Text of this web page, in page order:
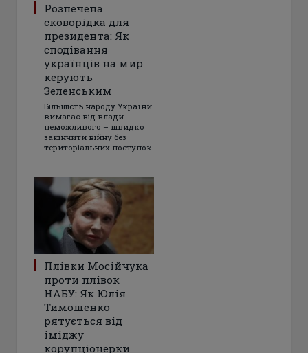
Розпечена
сковорідка для
президента: Як
сподівання
українців на мир
керують
Зеленським
Більшість народу України
вимагає від влади
неможливого – швидко
закінчити війну без
територіальних поступок
Плівки Мосійчука
проти плівок
НАБУ: Як Юлія
Тимошенко
рятується від
іміджу
корупціонерки